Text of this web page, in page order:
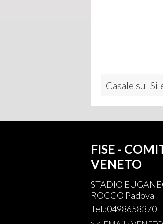
Casale sul
FISE -
VENETO
STADIO
ROCCO Padova
Tel.:0498658370